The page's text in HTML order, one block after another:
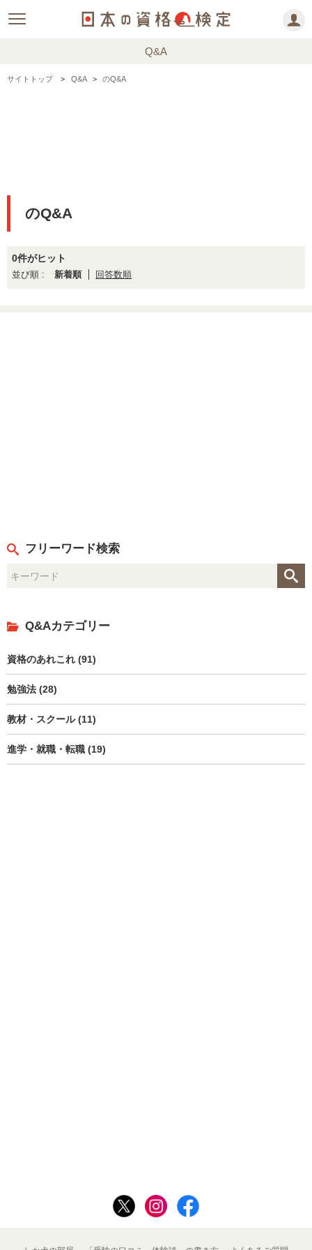
Q&A
サイトトップ Q&A のQ&A
のQ&A
0件がヒット
新着順 回答数順
フリーワード検索
Q&Aカテゴリー
資格のあれこれ (91)
勉強法 (28)
教材・スクール (11)
進学・就職・転職 (19)